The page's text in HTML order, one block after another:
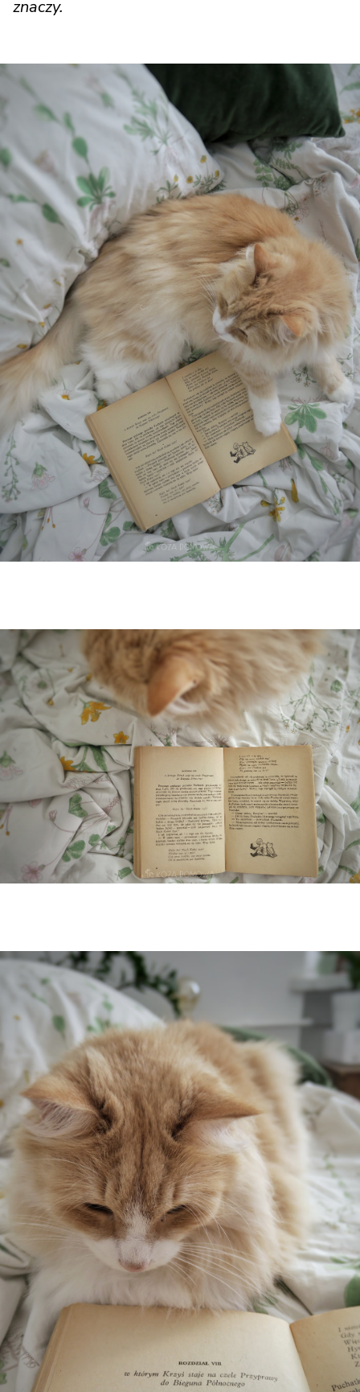
znaczy.